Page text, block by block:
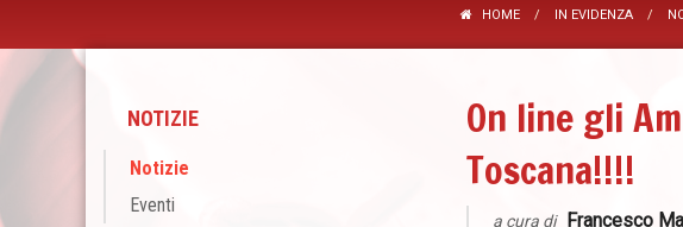
HOME IN EVIDENZA
NOTIZIE
Notizie
Eventi
On line gli
Toscana!!!!
a cura di
Francesco